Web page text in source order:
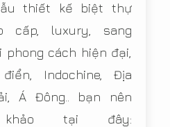
thiết kế biệt thự
cấp, luxury, sang
phong cách hiện đại,
Indochine, Địa
Á Đông.. bạn nên
tại đây: